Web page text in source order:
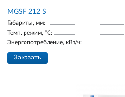
МGSF 212 S
Габариты, мм:
Темп. режим, °С:
Энергопотребление, кВт/ч:
Заказать